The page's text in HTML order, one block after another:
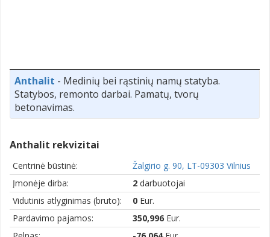
Anthalit - Medinių bei rąstinių namų statyba.
Statybos, remonto darbai. Pamatų, tvorų
betonavimas.
Anthalit rekvizitai
Centrinė būstinė:
Žalgirio g. 90, LT-09303 Vilnius
Įmonėje dirba:
2 darbuotojai
Vidutinis atlyginimas (bruto):
0 Eur.
Pardavimo pajamos:
350,996 Eur.